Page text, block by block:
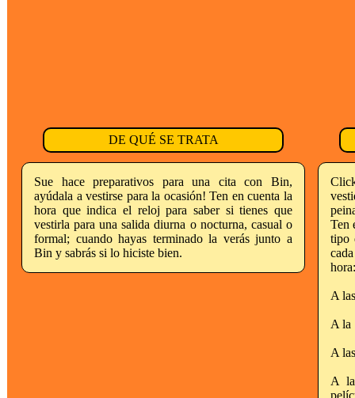
DE QUÉ SE TRATA
Sue hace preparativos para una cita con Bin,
ayúdala a vestirse para la ocasión! Ten en cuenta la
hora que indica el reloj para saber si tienes que
vestirla para una salida diurna o nocturna, casual o
formal; cuando hayas terminado la verás junto a
Bin y sabrás si lo hiciste bien.
Ten
tipo
A
A la
A
A